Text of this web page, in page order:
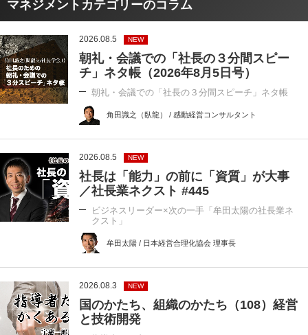
マネジメントカテゴリーのコラム
2026.08.5 NEW
朝礼・会議での「社長の３分間スピー
チ」ネタ帳（2026年8月5日号）
朝礼・会議での「社長の３分間スピーチ」ネタ帳
角田識之（臥龍） / 感動経営コンサルタント
2026.08.5 NEW
社長は「能力」の前に「資質」が大事
／社長業ネクスト #445
ビジネスリーダー×次の一手「牟田太陽の社長業ネ
クスト」
牟田太陽 / 日本経営合理化協会 理事長
2026.08.3 NEW
国のかたち、組織のかたち（108）経営
と技術開発